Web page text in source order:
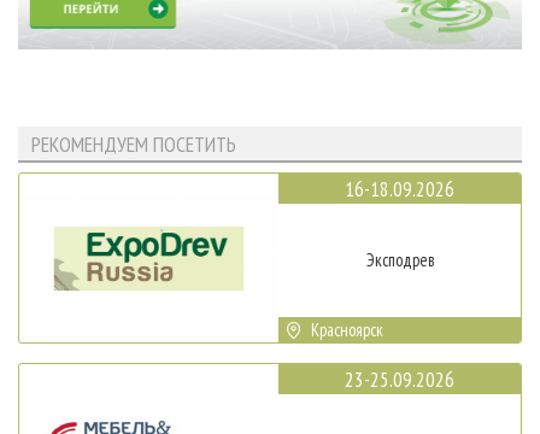
РЕКОМЕНДУЕМ ПОСЕТИТЬ
16-18.09.2026
Эксподрев
Красноярск
23-25.09.2026